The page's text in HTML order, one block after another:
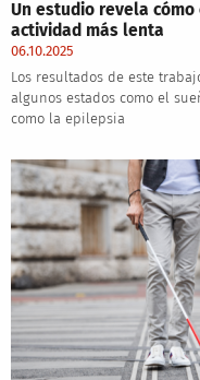
Un estudio revela
actividad más lenta
06.10.2025
Los resultados de este
algunos estados como el
como la epilepsia